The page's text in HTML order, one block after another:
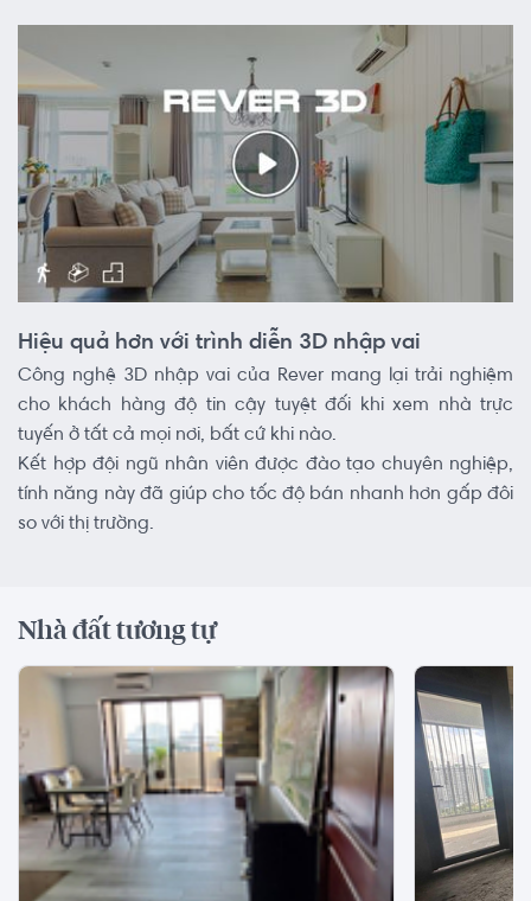
Hiệu quả hơn với trình diễn 3D nhập vai
Công nghệ 3D nhập vai của Rever mang lại trải nghiệm
cho khách hàng độ tin cậy tuyệt đối khi xem nhà trực
tuyến ở tất cả mọi nơi, bất cứ khi nào.
Kết hợp đội ngũ nhân viên được đào tạo chuyên nghiệp,
tính năng này đã giúp cho tốc độ bán nhanh hơn gấp đôi
so với thị trường.
Nhà đất tương tự